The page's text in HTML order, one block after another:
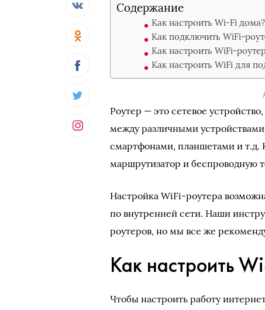
Содержание
Как настроить Wi-Fi дома?
Как подключить WiFi-
Как настроить WiFi-
Как настроить WiFi для
Роутер — это сетевое
между различными
смартфонами, планшетами и т.д.
маршрутизатор и беспроводную
Настройка WiFi-роутера
по внутренней сети. Наши
роутеров, но мы все же
Как настроить
Чтобы настроить работу